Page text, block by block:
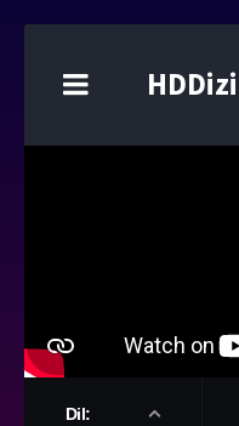
HDDizi
Dil: